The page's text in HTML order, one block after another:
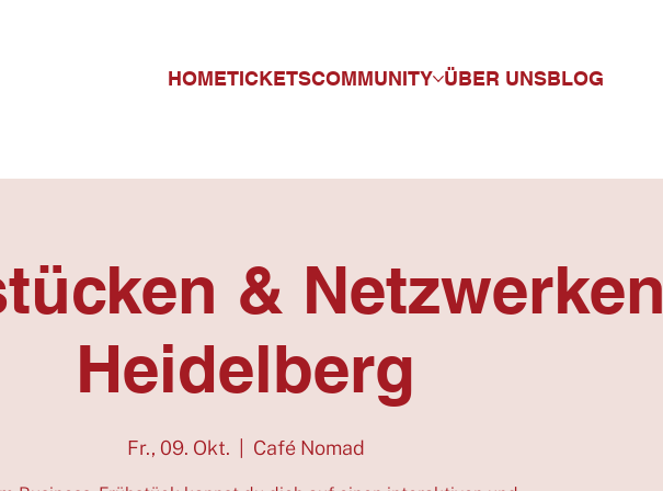
HOMETICKETSCOMMUNITY ÜBER UNSBLOG
& Netzwerken
Heidelberg
Fr., 09. Okt. Café Nomad